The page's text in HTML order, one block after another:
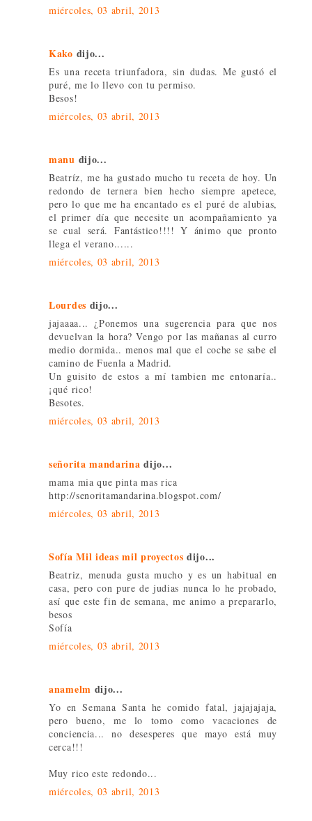
miércoles, 03 abril, 2013
Kako dijo...
Es una receta triunfadora, sin dudas. Me gustó el
puré, me lo llevo con tu permiso.
Besos!
miércoles, 03 abril, 2013
manu dijo...
Beatríz, me ha gustado mucho tu receta de hoy. Un
redondo de ternera bien hecho siempre apetece,
pero lo que me ha encantado es el puré de alubias,
el primer día que necesite un acompañamiento ya
se cual será. Fantástico!!!! Y ánimo que pronto
llega el verano......
miércoles, 03 abril, 2013
Lourdes dijo...
jajaaaa... ¿Ponemos una sugerencia para que nos
devuelvan la hora? Vengo por las mañanas al curro
medio dormida.. menos mal que el coche se sabe el
camino de Fuenla a Madrid.
Un guisito de estos a mí tambien me entonaría..
¡qué rico!
Besotes.
miércoles, 03 abril, 2013
señorita mandarina dijo...
mama mia que pinta mas rica
http://senoritamandarina.blogspot.com/
miércoles, 03 abril, 2013
Sofía Mil ideas mil proyectos dijo...
Beatriz, menuda gusta mucho y es un habitual en
casa, pero con pure de judias nunca lo he probado,
así que este fin de semana, me animo a prepararlo,
besos
Sofía
miércoles, 03 abril, 2013
anamelm dijo...
Yo en Semana Santa he comido fatal, jajajajaja,
pero bueno, me lo tomo como vacaciones de
conciencia... no desesperes que mayo está muy
cerca!!!
Muy rico este redondo...
miércoles, 03 abril, 2013